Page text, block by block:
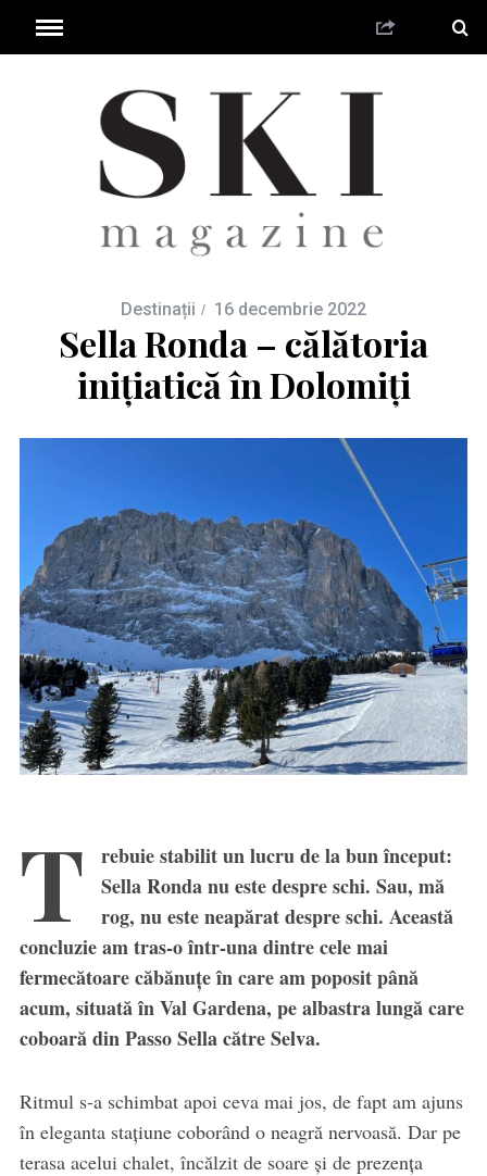
Destinații 16 decembrie 2022
Sella Ronda – călătoria
inițiatică în Dolomiți
T
rebuie stabilit un lucru de la bun început:
Sella Ronda nu este despre schi. Sau, mă
rog, nu este neapărat despre schi. Această
concluzie am tras-o într-una dintre cele mai
fermecătoare căbănuțe în care am poposit până
acum, situată în Val Gardena, pe albastra lungă care
coboară din Passo Sella către Selva.
Ritmul s-a schimbat apoi ceva mai jos, de fapt am ajuns
în eleganta stațiune coborând o neagră nervoasă. Dar pe
terasa acelui chalet, încălzit de soare și de prezența